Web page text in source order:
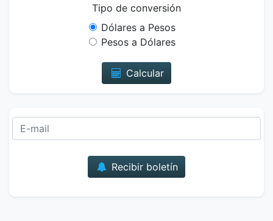
Tipo de conversión
Dólares a Pesos
Pesos a Dólares
Calcular
Recibir boletín